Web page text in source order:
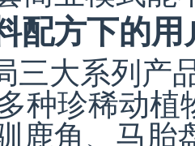
配方下的
三大系列产
种珍稀动
鹿角、马胎